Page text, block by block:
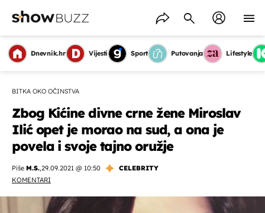
Dnevnik.hr Vijesti Sport Putovanja Lifestyle
BITKA OKO OČINSTVA
Zbog Kićine divne crne žene Miroslav
Ilić opet je morao na sud, a ona je
povela i svoje tajno oružje
Piše M.S.,29.09.2021 @ 10:50
CELEBRITY
KOMENTARI